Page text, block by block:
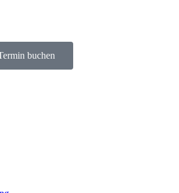
buchen